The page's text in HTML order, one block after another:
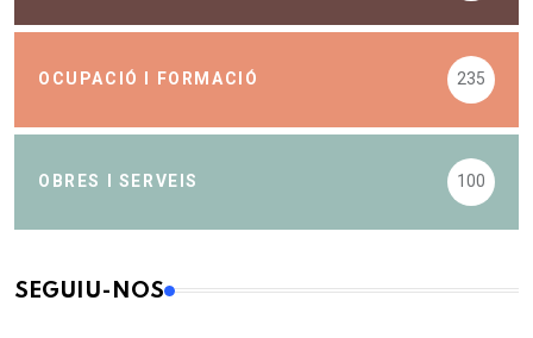
OCUPACIÓ I FORMACIÓ 235
OBRES I SERVEIS 100
SEGUIU-NOS